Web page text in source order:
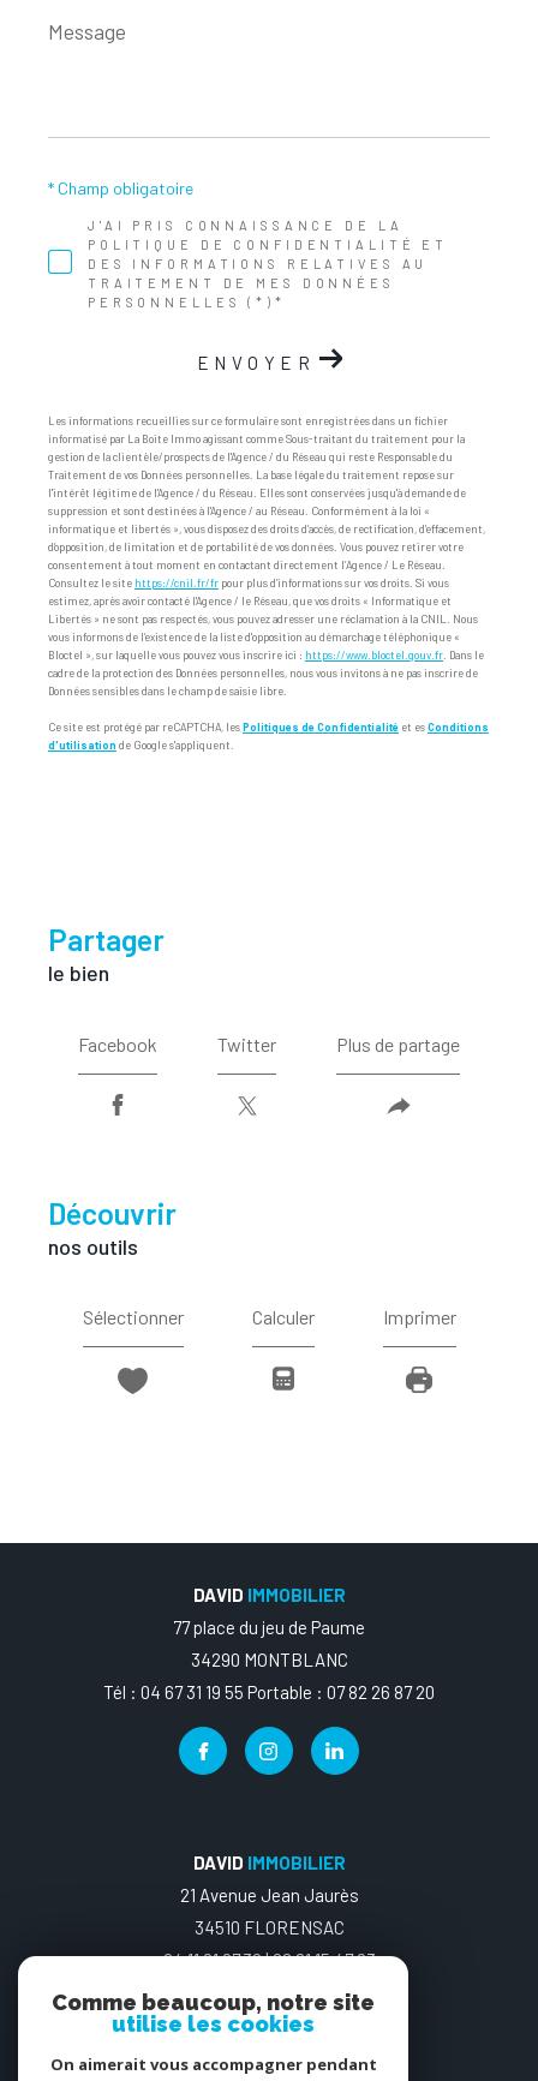
Message
*
J'AI PRIS CONNAISSANCE DE LA
POLITIQUE DE CONFIDENTIALITÉ ET
DES INFORMATIONS RELATIVES AU
TRAITEMENT DE MES DONNÉES
PERSONNELLES (*)*
* Champ obligatoire
ENVOYER
Les informations recueillies sur ce formulaire sont enregistrées dans un fichier
informatisé par La Boite Immo agissant comme Sous-traitant du traitement pour la
gestion de la clientèle/prospects de l'Agence / du Réseau qui reste Responsable du
Traitement de vos Données personnelles. La base légale du traitement repose sur
l'intérêt légitime de l'Agence / du Réseau. Elles sont conservées jusqu'à demande de
suppression et sont destinées à l'Agence / au Réseau. Conformément à la loi «
informatique et libertés », vous disposez des droits d’accès, de rectification, d’effacement,
d’opposition, de limitation et de portabilité de vos données. Vous pouvez retirer votre
consentement à tout moment en contactant directement l’Agence / Le Réseau.
Consultez le site https://cnil.fr/fr pour plus d’informations sur vos droits. Si vous
estimez, après avoir contacté l'Agence / le Réseau, que vos droits « Informatique et
Libertés » ne sont pas respectés, vous pouvez adresser une réclamation à la CNIL. Nous
vous informons de l’existence de la liste d'opposition au démarchage téléphonique «
Bloctel », sur laquelle vous pouvez vous inscrire ici : https://www.bloctel.gouv.fr . Dans le
cadre de la protection des Données personnelles, nous vous invitons à ne pas inscrire de
Données sensibles dans le champ de saisie libre.
Ce site est protégé par reCAPTCHA, lesPolitiques de Confidentialité et esConditions
d'utilisation de Google s'appliquent.
partager
le bien
Facebook Twitter Plus de partage
découvrir
nos outils
Sélectionner Calculer Imprimer
DAVID IMMOBILIER
77 place du jeu de Paume
34290 MONTBLANC
Tél : 04 67 31 19 55 Portable : 07 82 26 87 20
DAVID IMMOBILIER
21 Avenue Jean Jaurès
34510 FLORENSAC
04.11.91.97.30 | 06 21 15 47 03
Comme beaucoup, notre site
utilise les cookies
On aimerait vous accompagner pendant